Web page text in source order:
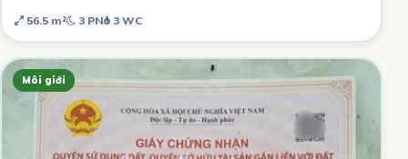
56.5 m² 3 PN 3 WC
Môi giới